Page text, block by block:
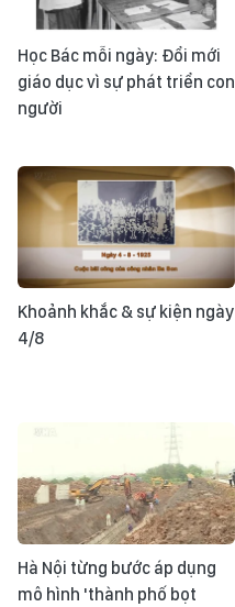
Học Bác mỗi ngày: Đổi mới
giáo dục vì sự phát triển con
người
Khoảnh khắc & sự kiện ngày
4/8
Hà Nội từng bước áp dụng
mô hình 'thành phố bọt